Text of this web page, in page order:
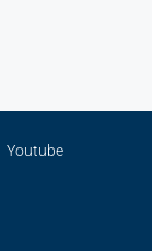
Youtube